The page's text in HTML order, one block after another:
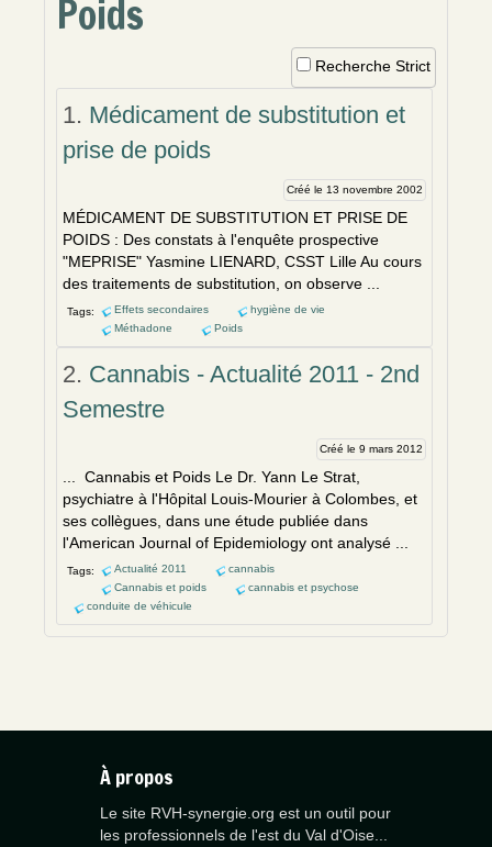
Poids
Recherche Strict
1. Médicament de substitution et
prise de poids
Créé le 13 novembre 2002
MÉDICAMENT DE SUBSTITUTION ET PRISE DE
POIDS : Des constats à l'enquête prospective
"MEPRISE" Yasmine LIENARD, CSST Lille Au cours
des traitements de substitution, on observe ...
Tags: Effets secondaires
hygiène de vie
Méthadone
Poids
2. Cannabis - Actualité 2011 - 2nd
Semestre
Créé le 9 mars 2012
... Cannabis et Poids Le Dr. Yann Le Strat,
psychiatre à l'Hôpital Louis-Mourier à Colombes, et
ses collègues, dans une étude publiée dans
l'American Journal of Epidemiology ont analysé ...
Tags: Actualité 2011
cannabis
Cannabis et poids
cannabis et psychose
conduite de véhicule
À propos
Le site RVH-synergie.org est un outil pour
les professionnels de l'est du Val d'Oise...